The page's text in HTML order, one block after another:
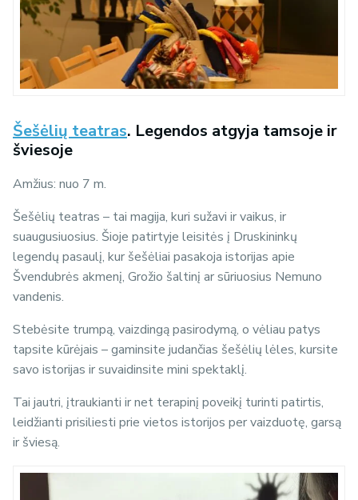
Šešėlių teatras. Legendos atgyja tamsoje ir
šviesoje
Amžius: nuo 7 m.
Šešėlių teatras – tai magija, kuri sužavi ir vaikus, ir
suaugusiuosius. Šioje patirtyje leisitės į Druskininkų
legendų pasaulį, kur šešėliai pasakoja istorijas apie
Švendubrės akmenį, Grožio šaltinį ar sūriuosius Nemuno
vandenis.
Stebėsite trumpą, vaizdingą pasirodymą, o vėliau patys
tapsite kūrėjais – gaminsite judančias šešėlių lėles, kursite
savo istorijas ir suvaidinsite mini spektaklį.
Tai jautri, įtraukianti ir net terapinį poveikį turinti patirtis,
leidžianti prisiliesti prie vietos istorijos per vaizduotę, garsą
ir šviesą.